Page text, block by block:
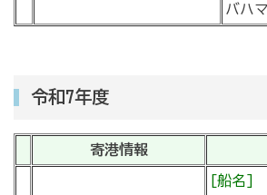
バハマ
令和7年度
寄港情報
[船名]